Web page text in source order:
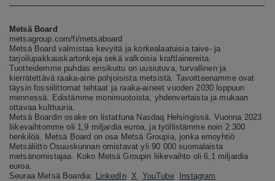
Metsä Board
metsagroup.com/fi/metsaboard
Metsä Board valmistaa kevyitä ja korkealaatuisia taive- ja
tarjoilupakkauskartonkeja sekä valkoisia kraftlainereita.
Tuotteidemme puhdas ensikuitu on uusiutuva, turvallinen ja
kierrätettävä raaka-aine pohjoisista metsistä. Tavoitteenamme ovat
täysin fossiilittomat tehtaat ja raaka-aineet vuoden 2030 loppuun
mennessä. Edistämme monimuotoista, yhdenvertaista ja mukaan
ottavaa kulttuuria.
Metsä Boardin osake on listattuna Nasdaq Helsingissä. Vuonna 2023
liikevaihtomme oli 1,9 miljardia euroa, ja työllistämme noin 2 300
henkilöä. Metsä Board on osa Metsä Groupia, jonka emoyhtiö
Metsäliitto Osuuskunnan omistavatyli 90 000 suomalaista
metsänomistajaa. Koko Metsä Groupin liikevaihto oli 6,1 miljardia
euroa.
Seuraa Metsä Boardia: LinkedIn X YouTube Instagram